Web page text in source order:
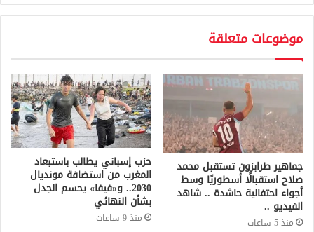
موضوعات متعلقة
جماهير طرابزون تستقبل محمد
صلاح استقبالًا أسطوريًا وسط
أجواء احتفالية حاشدة .. شاهد
الفيديو ..
منذ 5 ساعات
حزب إسباني يطالب باستبعاد
المغرب من استضافة مونديال
2030.. و«فيفا» يحسم الجدل
بشأن النهائي
منذ 9 ساعات